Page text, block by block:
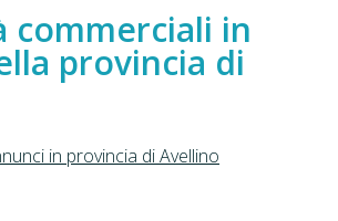
commerciali in
provincia di
in provincia di Avellino